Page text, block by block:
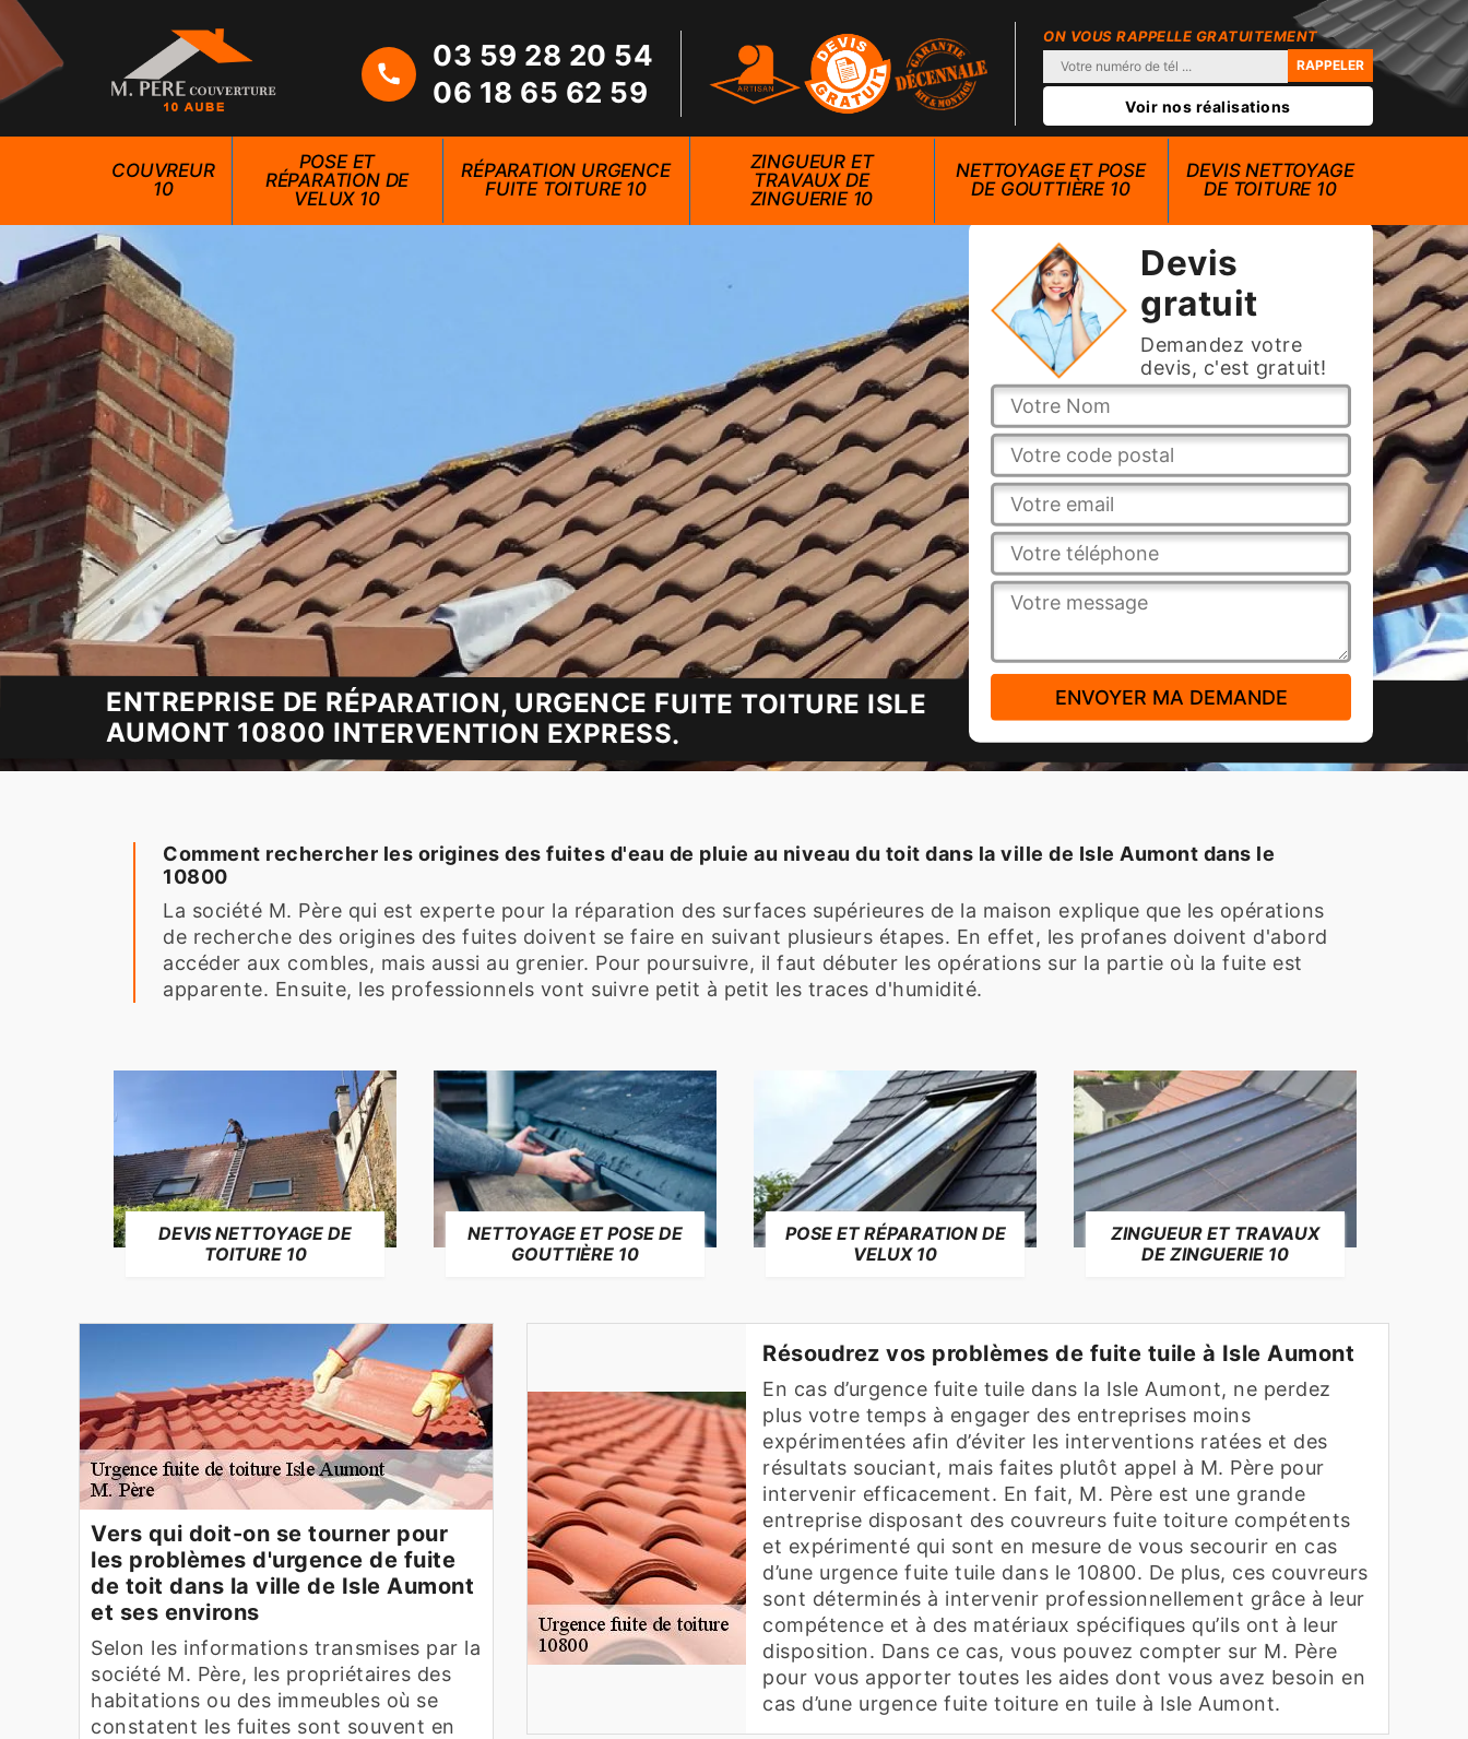
03 59 28 20 54
06 18 65 62 59
ON VOUS RAPPELLE GRATUITEMENT
Voir nos réalisations
COUVREUR
10
POSE ET
RÉPARATION DE
VELUX 10
RÉPARATION URGENCE
FUITE TOITURE 10
ZINGUEUR ET
TRAVAUX DE
ZINGUERIE 10
NETTOYAGE ET POSE
DE GOUTTIÈRE 10
DEVIS NETTOYAGE
DE TOITURE 10
Devis
gratuit
Demandez votre
devis, c'est gratuit!
ENTREPRISE DE RÉPARATION, URGENCE FUITE TOITURE ISLE
AUMONT 10800 INTERVENTION EXPRESS.
Comment rechercher les origines des fuites d'eau de pluie au niveau du toit dans la ville de Isle Aumont dans le
10800
La société M. Père qui est experte pour la réparation des surfaces supérieures de la maison explique que les opérations
de recherche des origines des fuites doivent se faire en suivant plusieurs étapes. En effet, les profanes doivent d'abord
accéder aux combles, mais aussi au grenier. Pour poursuivre, il faut débuter les opérations sur la partie où la fuite est
apparente. Ensuite, les professionnels vont suivre petit à petit les traces d'humidité.
DEVIS NETTOYAGE DE
TOITURE 10
NETTOYAGE ET POSE DE
GOUTTIÈRE 10
POSE ET RÉPARATION DE
VELUX 10
ZINGUEUR ET TRAVAUX
DE ZINGUERIE 10
Vers qui doit-on se tourner pour
les problèmes d'urgence de fuite
de toit dans la ville de Isle Aumont
et ses environs
Selon les informations transmises par la
société M. Père, les propriétaires des
habitations ou des immeubles où se
constatent les fuites sont souvent en
Résoudrez vos problèmes de fuite tuile à Isle Aumont
En cas d’urgence fuite tuile dans la Isle Aumont, ne perdez
plus votre temps à engager des entreprises moins
expérimentées afin d’éviter les interventions ratées et des
résultats souciant, mais faites plutôt appel à M. Père pour
intervenir efficacement. En fait, M. Père est une grande
entreprise disposant des couvreurs fuite toiture compétents
et expérimenté qui sont en mesure de vous secourir en cas
d’une urgence fuite tuile dans le 10800. De plus, ces couvreurs
sont déterminés à intervenir professionnellement grâce à leur
compétence et à des matériaux spécifiques qu’ils ont à leur
disposition. Dans ce cas, vous pouvez compter sur M. Père
pour vous apporter toutes les aides dont vous avez besoin en
cas d’une urgence fuite toiture en tuile à Isle Aumont.